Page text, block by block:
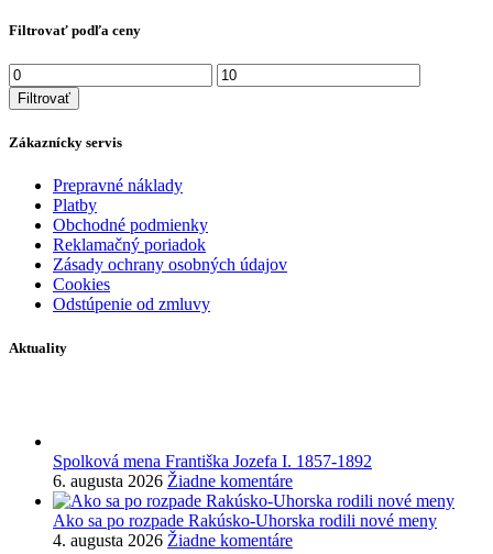
Filtrovať podľa ceny
Minimálna
cena
Maximálna
cena
Filtrovať
Zákaznícky servis
Prepravné náklady
Platby
Obchodné podmienky
Reklamačný poriadok
Zásady ochrany osobných údajov
Cookies
Odstúpenie od zmluvy
Aktuality
Spolková mena Františka Jozefa I. 1857-1892
6. augusta 2026 Žiadne komentáre
Ako sa po rozpade Rakúsko-Uhorska rodili nové meny
4. augusta 2026 Žiadne komentáre